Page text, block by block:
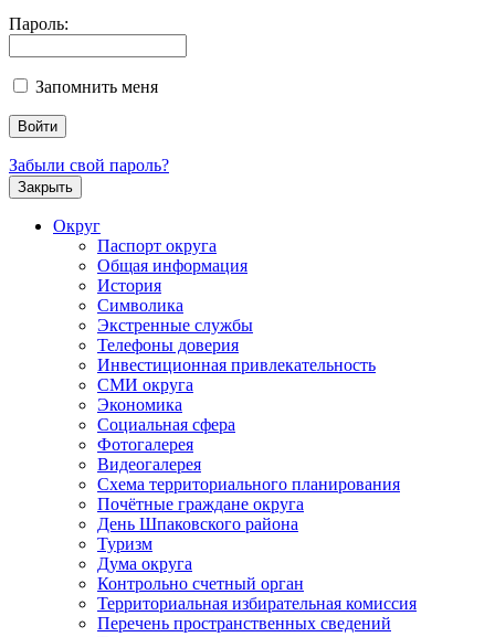
Пароль:
Запомнить меня
Забыли свой пароль?
Закрыть
Округ
Паспорт округа
Общая информация
История
Символика
Экстренные службы
Телефоны доверия
Инвестиционная привлекательность
СМИ округа
Экономика
Социальная сфера
Фотогалерея
Видеогалерея
Схема территориального планирования
Почётные граждане округа
День Шпаковского района
Туризм
Дума округа
Контрольно счетный орган
Территориальная избирательная комиссия
Перечень пространственных сведений